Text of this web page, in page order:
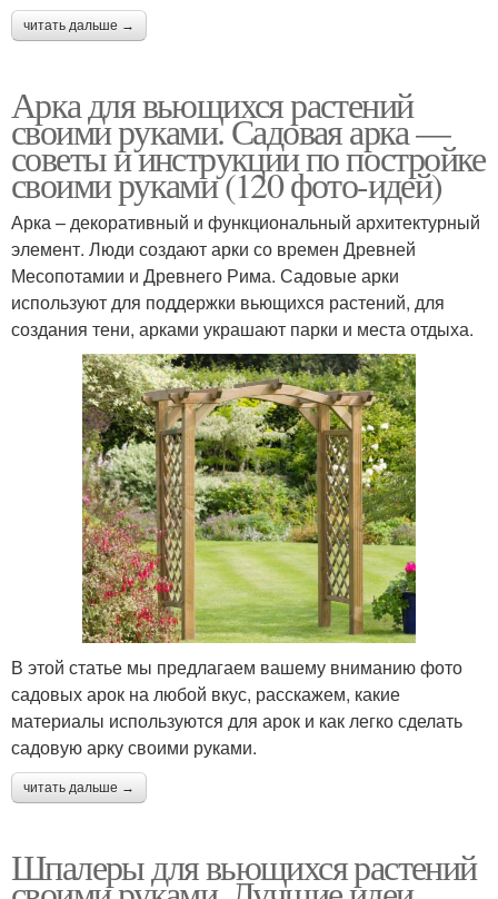
читать дальше →
Арка для вьющихся растений
своими руками. Садовая арка —
советы и инструкции по постройке
своими руками (120 фото-идей)
Арка – декоративный и функциональный архитектурный
элемент. Люди создают арки со времен Древней
Месопотамии и Древнего Рима. Садовые арки
используют для поддержки вьющихся растений, для
создания тени, арками украшают парки и места отдыха.
В этой статье мы предлагаем вашему вниманию фото
садовых арок на любой вкус, расскажем, какие
материалы используются для арок и как легко сделать
садовую арку своими руками.
читать дальше →
Шпалеры для вьющихся растений